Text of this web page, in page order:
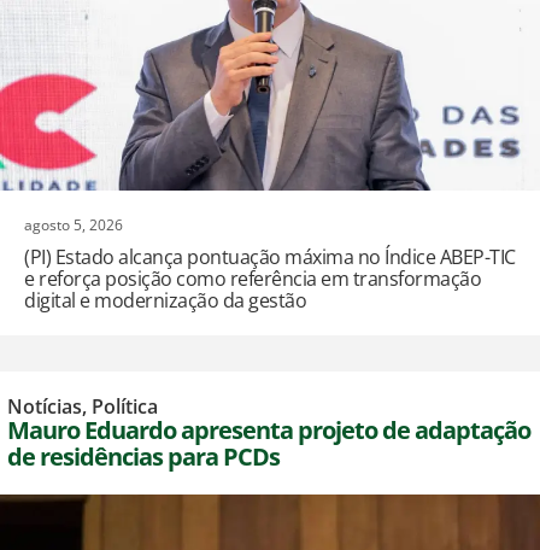
agosto 5, 2026
(PI) Estado alcança pontuação máxima no Índice ABEP-TIC
e reforça posição como referência em transformação
digital e modernização da gestão
Notícias, Política
Mauro Eduardo apresenta projeto de adaptação
de residências para PCDs